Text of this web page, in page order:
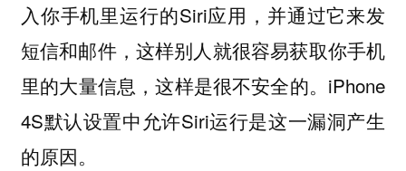
入你手机里运行的Siri应用，并通过它来发
短信和邮件，这样别人就很容易获取你手机
里的大量信息，这样是很不安全的。iPhone
4S默认设置中允许Siri运行是这一漏洞产生
的原因。